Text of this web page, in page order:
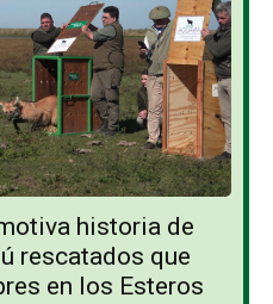
historia de
rescatados que
en los Esteros